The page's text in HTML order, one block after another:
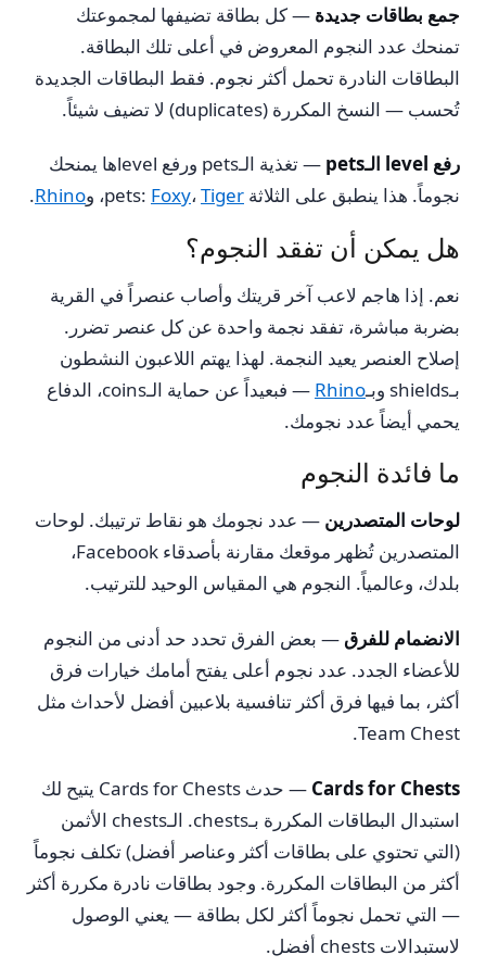
جمع بطاقات جديدة — كل بطاقة تضيفها لمجموعتك
تمنحك عدد النجوم المعروض في أعلى تلك البطاقة.
البطاقات النادرة تحمل أكثر نجوم. فقط البطاقات الجديدة
تُحسب — النسخ المكررة (duplicates) لا تضيف شيئاً.
رفع level الـpets
— تغذية الـpets ورفع levelها يمنحك
نجوماً. هذا ينطبق على الثلاثة pets:
Foxy، Tiger ، وRhino
.
هل يمكن أن تفقد النجوم؟
نعم. إذا هاجم لاعب آخر قريتك وأصاب عنصراً في القرية
بضربة مباشرة، تفقد نجمة واحدة عن كل عنصر تضرر.
إصلاح العنصر يعيد النجمة. لهذا يهتم اللاعبون النشطون
بـshields وبـ
Rhino
— فبعيداً عن حماية الـcoins، الدفاع
يحمي أيضاً عدد نجومك.
ما فائدة النجوم
لوحات المتصدرين — عدد نجومك هو نقاط ترتيبك. لوحات
المتصدرين تُظهر موقعك مقارنة بأصدقاء Facebook،
بلدك، وعالمياً. النجوم هي المقياس الوحيد للترتيب.
الانضمام للفرق — بعض الفرق تحدد حد أدنى من النجوم
للأعضاء الجدد. عدد نجوم أعلى يفتح أمامك خيارات فرق
أكثر، بما فيها فرق أكثر تنافسية بلاعبين أفضل لأحداث مثل
Team Chest.
Cards for Chests
— حدث Cards for Chests يتيح لك
استبدال البطاقات المكررة بـchests. الـchests الأثمن
(التي تحتوي على بطاقات أكثر وعناصر أفضل) تكلف نجوماً
أكثر من البطاقات المكررة. وجود بطاقات نادرة مكررة أكثر
— التي تحمل نجوماً أكثر لكل بطاقة — يعني الوصول
لاستبدالات chests أفضل.